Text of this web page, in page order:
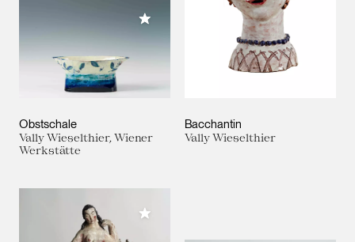
Obstschale
Vally Wieselthier, Wiener
Werkstätte
Meiner Sammlung hinzufügen
Bacchantin
Vally Wieselthier
Meiner Sammlung hinzufügen